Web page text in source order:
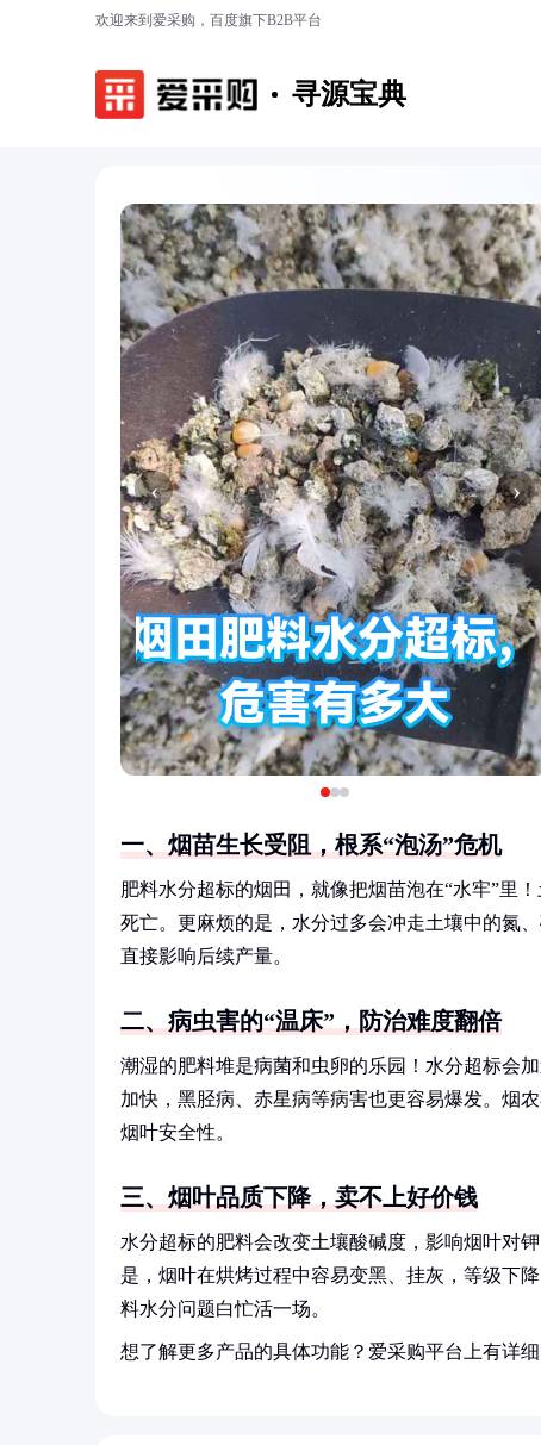
欢迎来到爱采购，百度旗下B2B平台
寻源宝典
‹ ›
一、烟苗生长受阻，根系“泡汤”危机
肥料水分超标的烟田，就像把烟苗泡在“水牢”里
死亡。更麻烦的是，水分过多会冲走土壤中的氮
直接影响后续产量。
二、病虫害的“温床”，防治难度翻倍
潮湿的肥料堆是病菌和虫卵的乐园！水分超标会
加快，黑胫病、赤星病等病害也更容易爆发。烟
烟叶安全性。
三、烟叶品质下降，卖不上好价钱
水分超标的肥料会改变土壤酸碱度，影响烟叶对
是，烟叶在烘烤过程中容易变黑、挂灰，等级下
料水分问题白忙活一场。
想了解更多产品的具体功能？爱采购平台上有详